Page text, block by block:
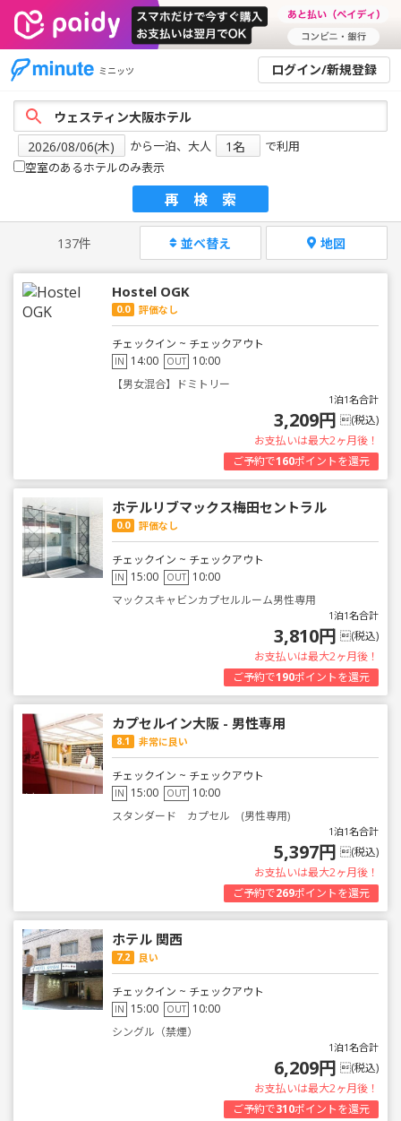
ミニッツ ログイン/新規登録
から一泊、大人
で利用
空室のあるホテルのみ表示
再検索
137件 並べ替え 地図
Hostel OGK
0.0 評価なし
チェックイン ~ チェックアウト
IN 14:00 OUT 10:00
【男女混合】ドミトリー
1泊1名合計
3,209円 (税込)
お支払いは最大2ヶ月後！
ご予約で160ポイントを還元
ホテルリブマックス梅田セントラル
0.0 評価なし
チェックイン ~ チェックアウト
IN 15:00 OUT 10:00
マックスキャビンカプセルルーム男性専用
1泊1名合計
3,810円 (税込)
お支払いは最大2ヶ月後！
ご予約で190ポイントを還元
カプセルイン大阪 - 男性専用
8.1 非常に良い
チェックイン ~ チェックアウト
IN 15:00 OUT 10:00
スタンダード カプセル (男性専用)
1泊1名合計
5,397円 (税込)
お支払いは最大2ヶ月後！
ご予約で269ポイントを還元
ホテル 関西
7.2 良い
チェックイン ~ チェックアウト
IN 15:00 OUT 10:00
シングル（禁煙）
1泊1名合計
6,209円 (税込)
お支払いは最大2ヶ月後！
ご予約で310ポイントを還元